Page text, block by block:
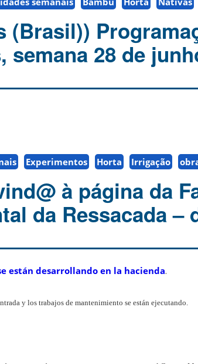
(Brasil))
semana 28 de
Experimentos Horta Irrigação
à página da
da Ressacada –
están desarrollando en la hacienda.
y los trabajos de mantenimiento se están ejecutando.